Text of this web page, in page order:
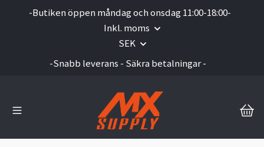
-Butiken öppen måndag och onsdag 11:00-18:00-
Inkl. moms
SEK
-Snabb leverans - Säkra betalningar -